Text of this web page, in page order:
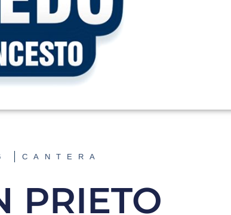
CANTERA
PRIETO